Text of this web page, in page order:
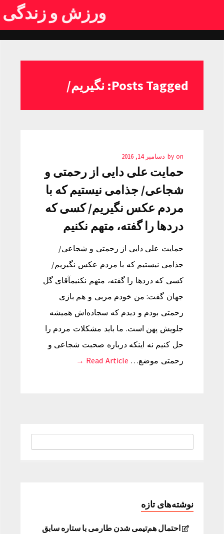
ورزش و زندگی
Posts Tagged: نگیریم/
by on دسامبر 14, 2016
حمایت علی دایی از رحمتی و
شجاعی/ جذامی نیستیم که با
مردم عکس نگیریم/ کسی که
دردها را گفته، متهم نکنیم
حمایت علی دایی از رحمتی و شجاعی/
جذامی نیستیم که با مردم عکس نگیریم/
کسی که دردها را گفته، متهم نکنیمآقای گل
جهان گفت: من خودم مربی و هم بازی
رحمتی بودم و دیدم که سجاده‌اش همیشه
جلویش پهن است. ما باید مشکلات مردم را
حل کنیم نه اینکه درباره صحبت شجاعی و
رحمتی موضع… Read Article →
نوشته‌های تازه
احتمال هم‌تیمی شدن طارمی با ستاره سابق